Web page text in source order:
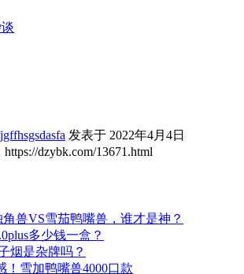
发表于 2022年4月4日
https://dzybk.com/13671.html
兽VS雪茄鸭嘴兽，谁才是神？
多少钱一盒？
烟是杂牌吗？
！雪加鸭嘴兽4000口款